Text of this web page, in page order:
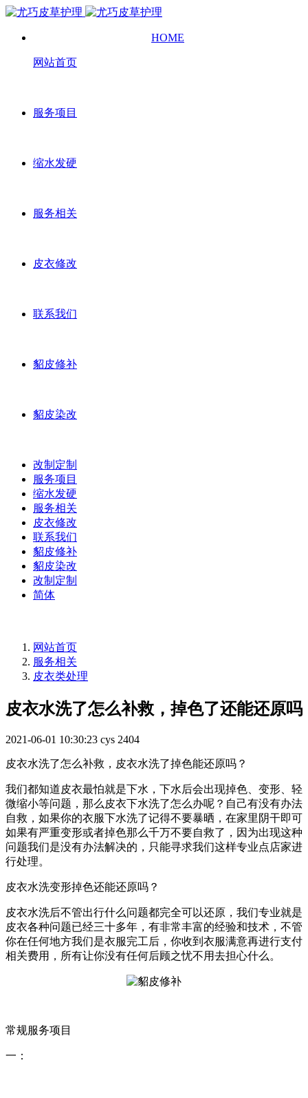
HOME
网站首页
服务项目
缩水发硬
服务相关
皮衣修改
联系我们
貂皮修补
貂皮染改
改制定制
服务项目
缩水发硬
服务相关
皮衣修改
联系我们
貂皮修补
貂皮染改
改制定制
简体
网站首页
服务相关
皮衣类处理
皮衣水洗了怎么补救，掉色了还能还原吗
2021-06-01 10:30:23 cys 2404
皮衣水洗了怎么补救，皮衣水洗了掉色能还原吗？
我们都知道皮衣最怕就是下水，下水后会出现掉色、变形、轻
微缩小等问题，那么皮衣下水洗了怎么办呢？自己有没有办法
自救，如果你的衣服下水洗了记得不要暴晒，在家里阴干即可
如果有严重变形或者掉色那么千万不要自救了，因为出现这种
问题我们是没有办法解决的，只能寻求我们这样专业点店家进
行处理。
皮衣水洗变形掉色还能还原吗？
皮衣水洗后不管出行什么问题都完全可以还原，我们专业就是
皮衣各种问题已经三十多年，有非常丰富的经验和技术，不管
你在任何地方我们是衣服完工后，你收到衣服满意再进行支付
相关费用，所有让你没有任何后顾之忧不用去担心什么。
常规服务项目
一：